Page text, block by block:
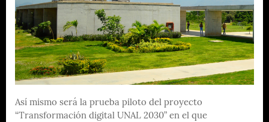
Así mismo será la prueba piloto del proyecto
“Transformación digital UNAL 2030” en el que